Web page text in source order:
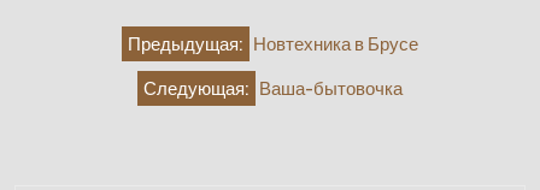
Навигация
записям
Предыдущая: Новтехника в Брусе
Следующая: Ваша-бытовочка